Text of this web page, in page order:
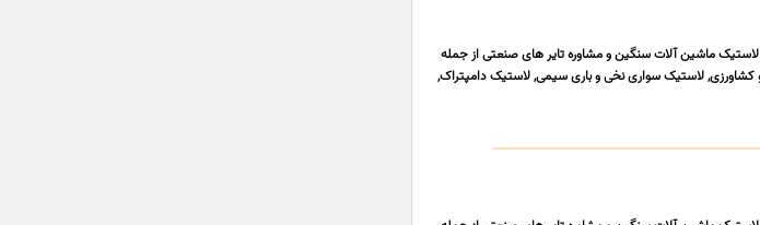
سال سابقه در زمینه فروش لاستیک ماشین آلات سنگین و مشاوره تایر های صنعتی از جمله
لاستیک سواری نخی و باری سیمی, لاستیک دامپتراک,